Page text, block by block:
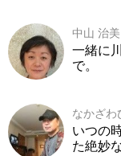
中山 治美
一緒に
で。
なかざわ
いつの
た絶妙